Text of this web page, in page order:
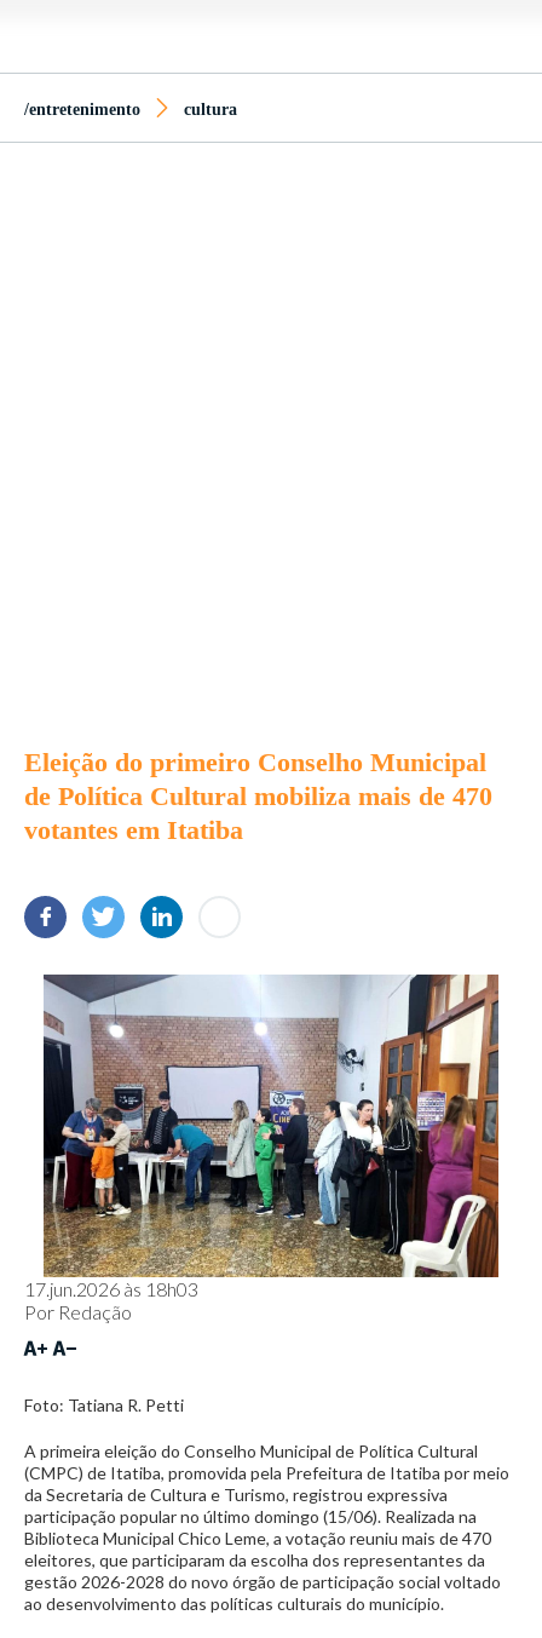
/entretenimento cultura
Eleição do primeiro Conselho Municipal
de Política Cultural mobiliza mais de 470
votantes em Itatiba
17.jun.2026 às 18h03
Por Redação
Foto: Tatiana R. Petti
A primeira eleição do Conselho Municipal de Política Cultural
(CMPC) de Itatiba, promovida pela Prefeitura de Itatiba por meio
da Secretaria de Cultura e Turismo, registrou expressiva
participação popular no último domingo (15/06). Realizada na
Biblioteca Municipal Chico Leme, a votação reuniu mais de 470
eleitores, que participaram da escolha dos representantes da
gestão 2026-2028 do novo órgão de participação social voltado
ao desenvolvimento das políticas culturais do município.